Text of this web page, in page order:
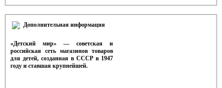
Дополнительная информация
«Детский мир» — советская и
российская сеть магазинов товаров
для детей, созданная в СССР в 1947
году и ставшая крупнейшей.